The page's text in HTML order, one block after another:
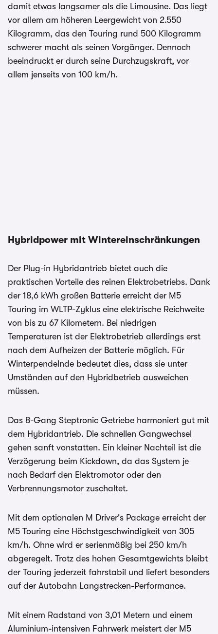
damit etwas langsamer als die Limousine. Das liegt
vor allem am höheren Leergewicht von 2.550
Kilogramm, das den Touring rund 500 Kilogramm
schwerer macht als seinen Vorgänger. Dennoch
beeindruckt er durch seine Durchzugskraft, vor
allem jenseits von 100 km/h.
Hybridpower mit Wintereinschränkungen
Der Plug-in Hybridantrieb bietet auch die
praktischen Vorteile des reinen Elektrobetriebs. Dank
der 18,6 kWh großen Batterie erreicht der M5
Touring im WLTP-Zyklus eine elektrische Reichweite
von bis zu 67 Kilometern. Bei niedrigen
Temperaturen ist der Elektrobetrieb allerdings erst
nach dem Aufheizen der Batterie möglich. Für
Winterpendelnde bedeutet dies, dass sie unter
Umständen auf den Hybridbetrieb ausweichen
müssen.
Das 8-Gang Steptronic Getriebe harmoniert gut mit
dem Hybridantrieb. Die schnellen Gangwechsel
gehen sanft vonstatten. Ein kleiner Nachteil ist die
Verzögerung beim Kickdown, da das System je
nach Bedarf den Elektromotor oder den
Verbrennungsmotor zuschaltet.
Mit dem optionalen M Driver's Package erreicht der
M5 Touring eine Höchstgeschwindigkeit von 305
km/h. Ohne wird er serienmäßig bei 250 km/h
abgeregelt. Trotz des hohen Gesamtgewichts bleibt
der Touring jederzeit fahrstabil und liefert besonders
auf der Autobahn Langstrecken-Performance.
Mit einem Radstand von 3,01 Metern und einem
Aluminium-intensiven Fahrwerk meistert der M5